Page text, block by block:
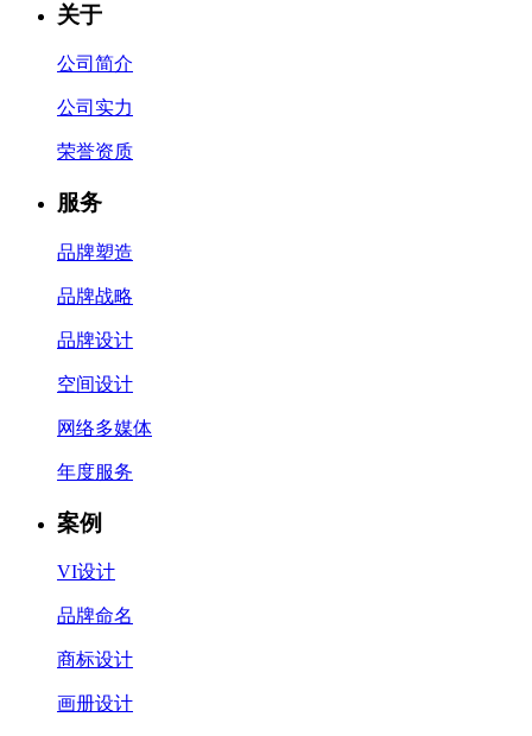
关于
公司简介
公司实力
荣誉资质
服务
品牌塑造
品牌战略
品牌设计
空间设计
网络多媒体
年度服务
案例
VI设计
品牌命名
商标设计
画册设计